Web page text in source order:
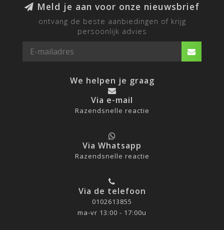
Meld je aan voor onze nieuwsbrief
ontvang de beste aanbiedingen of krijg
persoonlijk advies
We helpen je graag
Via e-mail
Razendsnelle reactie
Via Whatsapp
Razendsnelle reactie
Via de telefoon
0102613855
ma-vr 13:00 - 17:00u